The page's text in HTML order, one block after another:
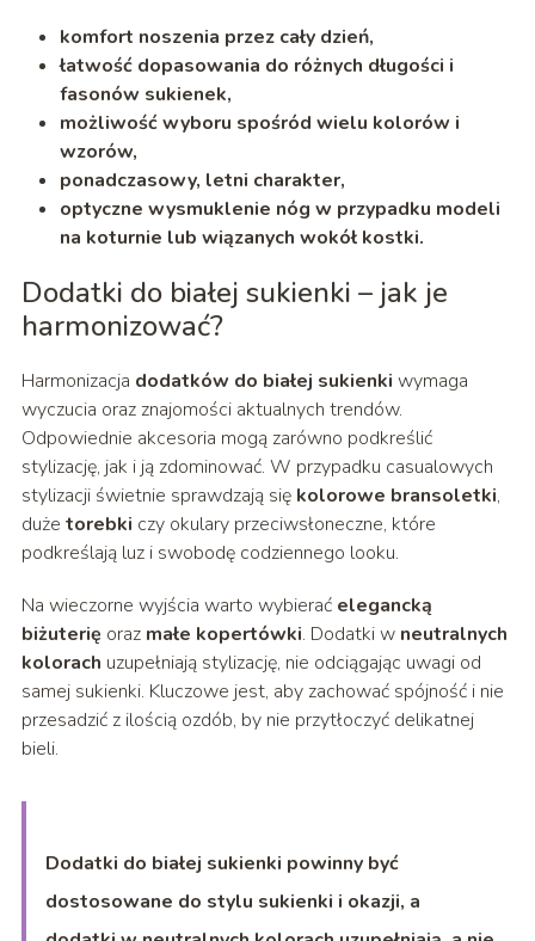
komfort noszenia przez cały dzień,
łatwość dopasowania do różnych długości i
fasonów sukienek,
możliwość wyboru spośród wielu kolorów i
wzorów,
ponadczasowy, letni charakter,
optyczne wysmuklenie nóg w przypadku modeli
na koturnie lub wiązanych wokół kostki.
Dodatki do białej sukienki – jak je
harmonizować?
Harmonizacja dodatków do białej sukienki wymaga
wyczucia oraz znajomości aktualnych trendów.
Odpowiednie akcesoria mogą zarówno podkreślić
stylizację, jak i ją zdominować. W przypadku casualowych
stylizacji świetnie sprawdzają się kolorowe bransoletki,
duże torebki czy okulary przeciwsłoneczne, które
podkreślają luz i swobodę codziennego looku.
Na wieczorne wyjścia warto wybierać elegancką
biżuterię oraz małe kopertówki. Dodatki w neutralnych
kolorach uzupełniają stylizację, nie odciągając uwagi od
samej sukienki. Kluczowe jest, aby zachować spójność i nie
przesadzić z ilością ozdób, by nie przytłoczyć delikatnej
bieli.
Dodatki do białej sukienki powinny być
dostosowane do stylu sukienki i okazji, a